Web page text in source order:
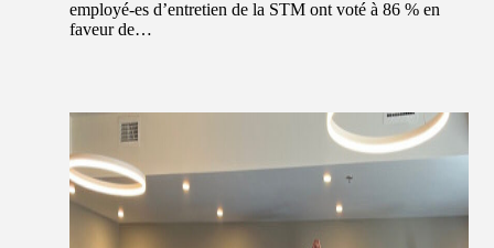
employé-es d’entretien de la STM ont voté à 86 % en
faveur de…